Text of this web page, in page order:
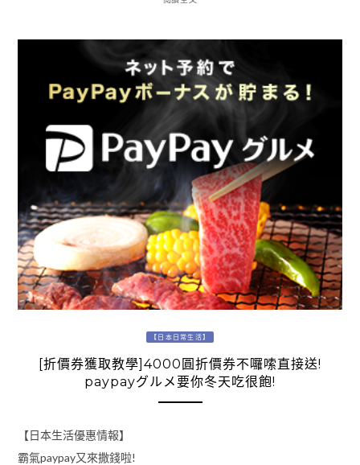
【日本日常生活】
[折價券獲取教學]4000圓折價券不囉嗦直接送!
paypayグルメ要你冬天吃很飽!
【日本生活優惠情報】
霸氣paypay又來撒錢啦!